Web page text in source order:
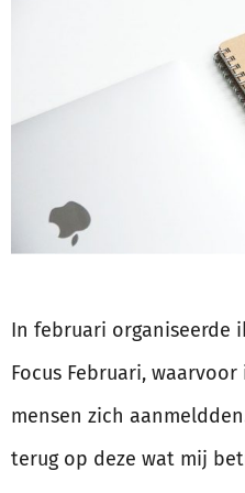
In februari organiseerde
Focus Februari,
mensen zich
terug op deze wat mij